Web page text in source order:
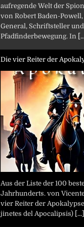
aufregende Welt der
von Robert Baden-
General, Schriftsteller
Pfadfinderbewegung. In
Die vier Reiter der
Aus der Liste der 100
Jahrhunderts. von
vier Reiter der
jinetes del Apocalipsis) [...]